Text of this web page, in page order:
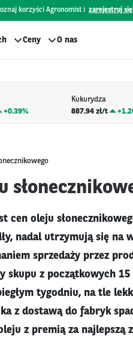
korzyści Agronomist i zarejestruj
Ceny O nas
+0.39%
Kukurydza
887.94 zł/t
+
cen oleju
nadal utrzymują się na
sprzedaży przez
skupu z początkowych
tygodniu, na tle
z dostawą do fabryk
z premią za najlepszą